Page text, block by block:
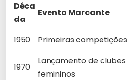
Déca
da
Evento Marcante
1950 Primeiras competições
1970
Lançamento de clubes
femininos